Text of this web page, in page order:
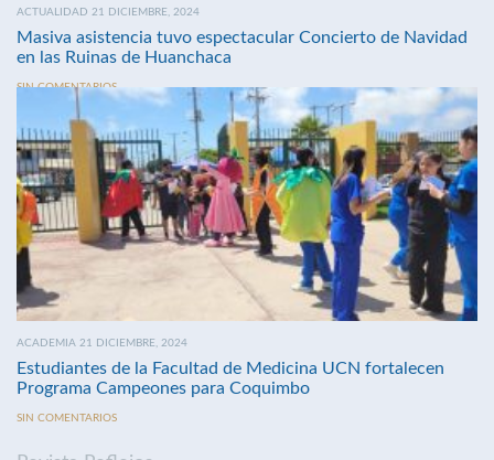
ACTUALIDAD 21 DICIEMBRE, 2024
Masiva asistencia tuvo espectacular Concierto de Navidad
en las Ruinas de Huanchaca
SIN COMENTARIOS
ACADEMIA 21 DICIEMBRE, 2024
Estudiantes de la Facultad de Medicina UCN fortalecen
Programa Campeones para Coquimbo
SIN COMENTARIOS